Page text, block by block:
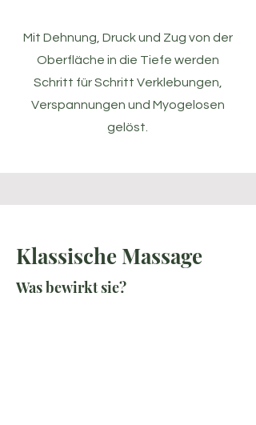
Mit Dehnung, Druck und Zug von der
Oberfläche in die Tiefe werden
Schritt für Schritt Verklebungen,
Verspannungen und Myogelosen
gelöst.
Klassische Massage
Was bewirkt sie?